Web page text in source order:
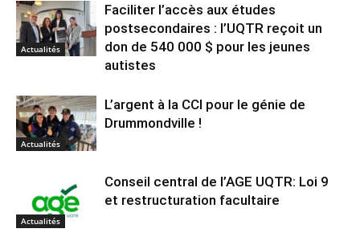
Actualités
Faciliter l’accès aux études
postsecondaires : l’UQTR reçoit un
don de 540 000 $ pour les jeunes
autistes
Actualités
L’argent à la CCI pour le génie de
Drummondville !
Actualités
Conseil central de l’AGE UQTR: Loi 9
et restructuration facultaire